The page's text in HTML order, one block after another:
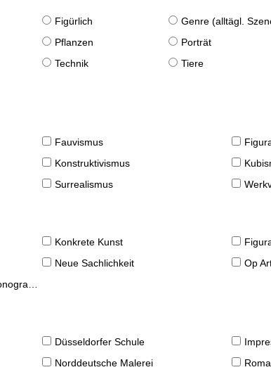
Figürlich Genre (alltägl.
Pflanzen Porträt
Technik Tiere
Fauvismus
Konstruktivismus
Surrealismus
Konkrete Kunst
Neue Sachlichkeit
Op
Düsseldorfer Schule
Norddeutsche Malerei